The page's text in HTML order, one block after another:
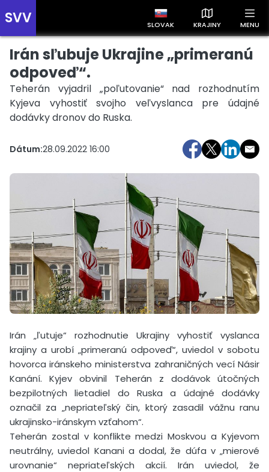
SVV SLOVAK KRAJINY MENU
Prehľad správ podľa krajín
Zobrazte si správy rozdelené podľa krajín a získajte rýchly
prehľad o dianí vo svete.
Slovensko Česko Maďarsko
Irán sľubuje Ukrajine „primeranú
odpoveď“.
Teherán vyjadril „poľutovanie“ nad rozhodnutím
Kyjeva vyhostiť svojho veľvyslanca pre údajné
dodávky dronov do Ruska.
Dátum:28.09.2022 16:00
Irán „ľutuje“ rozhodnutie Ukrajiny vyhostiť vyslanca
krajiny a urobí „primeranú odpoveď“, uviedol v sobotu
hovorca iránskeho ministerstva zahraničných vecí Násir
Kanání. Kyjev obvinil Teherán z dodávok útočných
bezpilotných lietadiel do Ruska a údajné dodávky
označil za „nepriateľský čin, ktorý zasadil vážnu ranu
ukrajinsko-iránskym vzťahom“.
Teherán zostal v konflikte medzi Moskvou a Kyjevom
neutrálny, uviedol Kanani a dodal, že dúfa v „mierové
urovnanie“ nepriateľských akcií. Irán uviedol, že